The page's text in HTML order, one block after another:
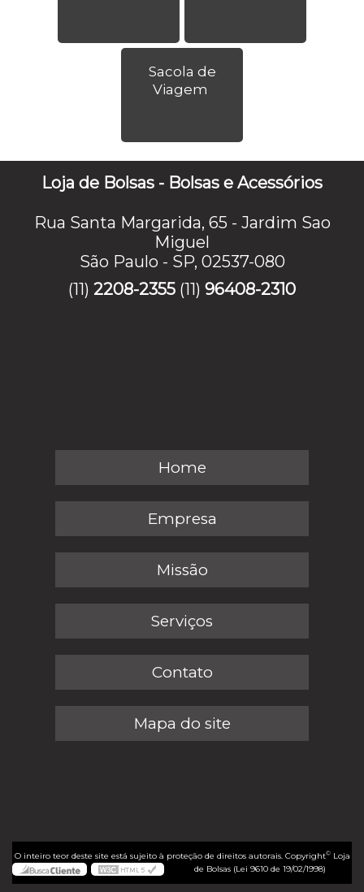
Sacola de
Viagem
Loja de Bolsas - Bolsas e Acessórios
Rua Santa Margarida, 65 - Jardim Sao
Miguel
São Paulo - SP, 02537-080
(11) 2208-2355 (11) 96408-2310
Home
Empresa
Missão
Serviços
Contato
Mapa do site
O inteiro teor deste site está sujeito à proteção de direitos autorais. Copyright©Loja
de Bolsas (Lei 9610 de 19/02/1998)